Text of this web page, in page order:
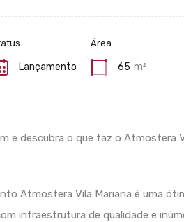
Lançamento
Área
65 m²
e descubra o que faz o Atmosfera
Atmosfera Vila Mariana é uma
infraestrutura de qualidade e